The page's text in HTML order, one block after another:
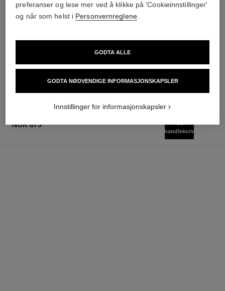
universelle
Ultimat Krem: Forynger og
Ref. 147550
Legg i handlekurv
Eau de Parfum Spray
Ref. 125530
nok 1 115
NOK 875
handlekurv
preferanser og lese mer ved å klikke på 'Cookieinnstillinger'
og når som helst i Personvernreglene.
GODTA NØDVENDIGE INFORMASJONSKAPSLER
GODTA ALLE
Innstillinger for informasjonskapsler